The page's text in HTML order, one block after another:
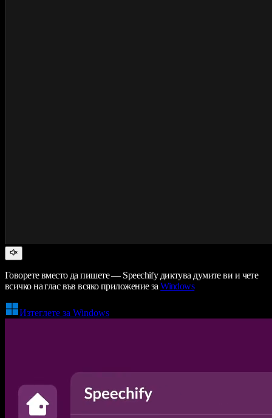
Говорете вместо да пишете — Speechify диктува думите ви и чете
всичко на глас във всяко приложение заWindows
Изтеглете за Windows